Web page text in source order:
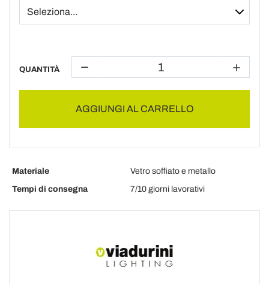
QUANTITÀ
AGGIUNGI AL CARRELLO
Materiale
Vetro soffiato e metallo
Tempi di consegna
7/10 giorni lavorativi